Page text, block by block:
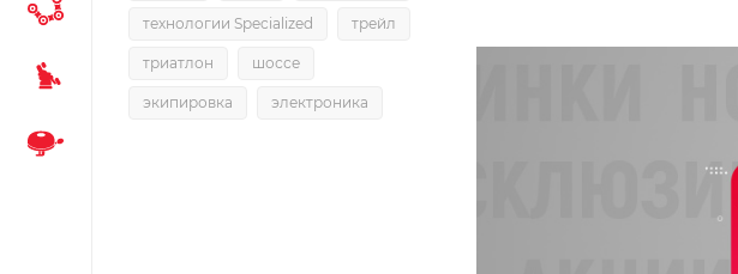
технологии Specialized трейл
триатлон шоссе
экипировка электроника